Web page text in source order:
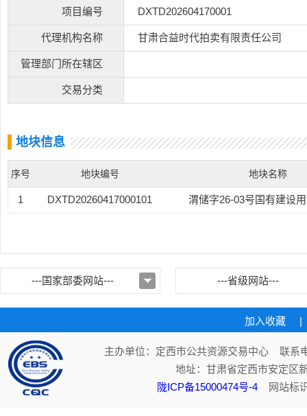
项目编号 DXTD202604170001
代理机构名称 甘肃合益时代拍卖有限责任公司
管理部门所在辖区
交易分类
地块信息
序号 地块编号 地块名称
1 DXTD20260417000101 渭储字26-03号国有建设
---国家部委网站--- ---省级网站---
加入收藏 |
主办单位：定西市公共资源交易中心 联系
地址：甘肃省定西市安定
陇ICP备15000474号-4 网站标